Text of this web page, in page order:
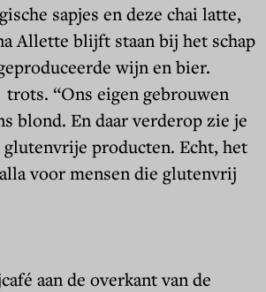
sapjes en deze chai latte,
Allette blijft staan bij het schap
wijn en bier.
“Ons eigen gebrouwen
blond. En daar verderop zie je
producten. Echt, het
voor mensen die glutenvrij
aan de overkant van de